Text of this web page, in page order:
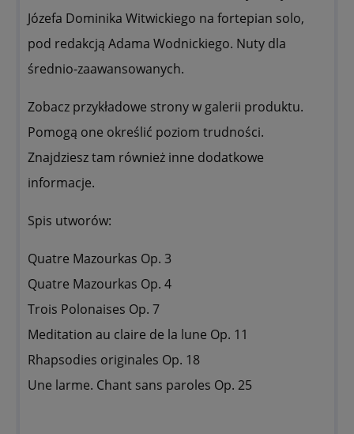
Józefa Dominika Witwickiego na fortepian solo,
pod redakcją Adama Wodnickiego. Nuty dla
średnio-zaawansowanych.
Zobacz przykładowe strony w galerii produktu.
Pomogą one określić poziom trudności.
Znajdziesz tam również inne dodatkowe
informacje.
Spis utworów:
Quatre Mazourkas Op. 3
Quatre Mazourkas Op. 4
Trois Polonaises Op. 7
Meditation au claire de la lune Op. 11
Rhapsodies originales Op. 18
Une larme. Chant sans paroles Op. 25